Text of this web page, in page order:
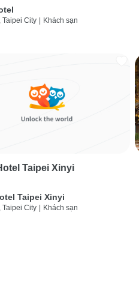
Taipei City Khách sạn
Taipei Xinyi
Taipei Xinyi
Taipei City | Khách sạn